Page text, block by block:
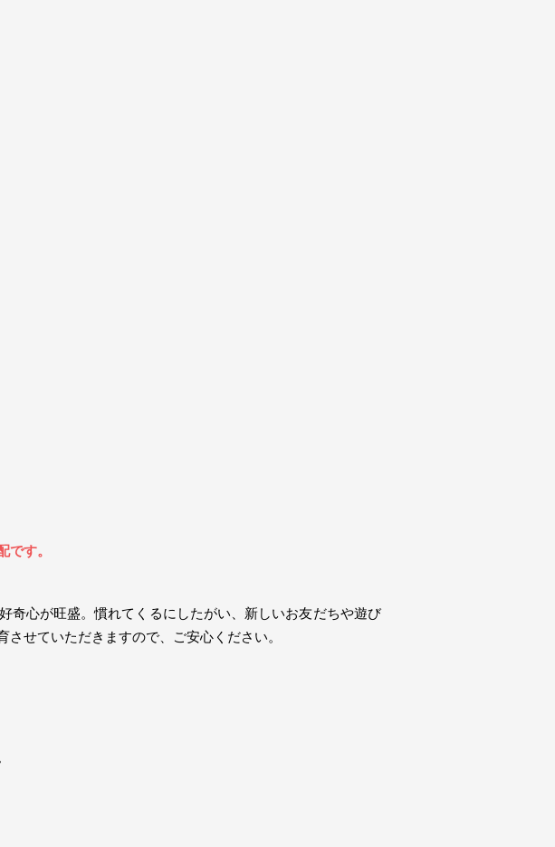
す。
奇心が旺盛。慣れてくるにしたがい、新しいお友だちや遊び
せていただきますので、ご安心ください。